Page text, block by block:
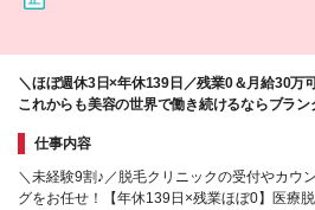
＼ほぼ週休3日×年休139日／残業0＆月給30万
これからも美容の世界で働き続けるならブラン
仕事内容
＼未経験9割♪／脱毛クリニックの受付やカウ
グをお任せ！【年休139日×残業ほぼ0】医療